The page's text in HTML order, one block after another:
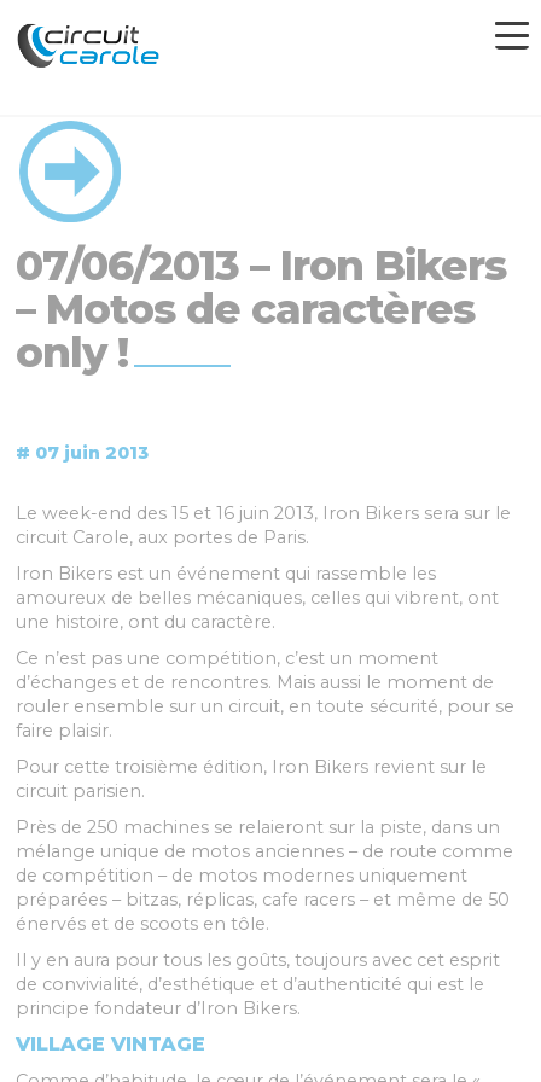
07/06/2013 – Iron Bikers
– Motos de caractères
only !
# 07 juin 2013
Le week-end des 15 et 16 juin 2013, Iron Bikers sera sur le
circuit Carole, aux portes de Paris.
Iron Bikers est un événement qui rassemble les
amoureux de belles mécaniques, celles qui vibrent, ont
une histoire, ont du caractère.
Ce n’est pas une compétition, c’est un moment
d’échanges et de rencontres. Mais aussi le moment de
rouler ensemble sur un circuit, en toute sécurité, pour se
faire plaisir.
Pour cette troisième édition, Iron Bikers revient sur le
circuit parisien.
Près de 250 machines se relaieront sur la piste, dans un
mélange unique de motos anciennes – de route comme
de compétition – de motos modernes uniquement
préparées – bitzas, réplicas, cafe racers – et même de 50
énervés et de scoots en tôle.
Il y en aura pour tous les goûts, toujours avec cet esprit
de convivialité, d’esthétique et d’authenticité qui est le
principe fondateur d’Iron Bikers.
VILLAGE VINTAGE